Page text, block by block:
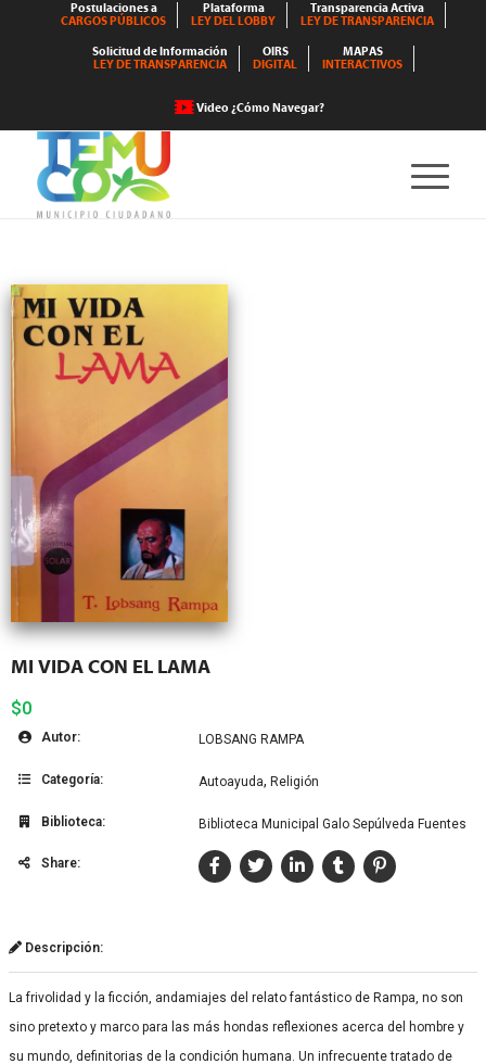
Postulaciones a
CARGOS PÚBLICOS
Plataforma
LEY DEL LOBBY
Transparencia Activa
LEY DE TRANSPARENCIA
Solicitud de Información
LEY DE TRANSPARENCIA
OIRS
DIGITAL
MAPAS
INTERACTIVOS
Video ¿Cómo Navegar?
MI VIDA CON EL LAMA
$0
Autor: LOBSANG RAMPA
Categoría: Autoayuda, Religión
Biblioteca: Biblioteca Municipal Galo Sepúlveda Fuentes
Share:
Descripción:
La frivolidad y la ficción, andamiajes del relato fantástico de Rampa, no son
sino pretexto y marco para las más hondas reflexiones acerca del hombre y
su mundo, definitorias de la condición humana. Un infrecuente tratado de